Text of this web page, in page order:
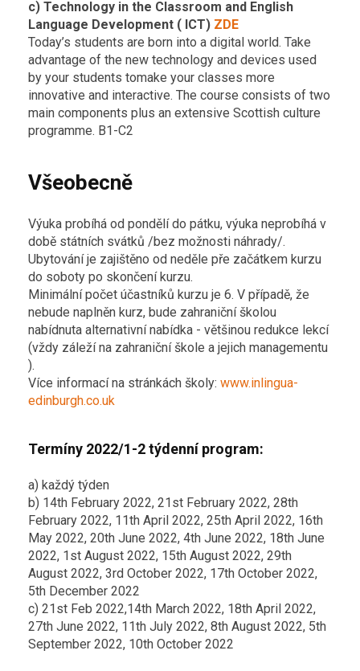
c) Technology in the Classroom and English
Language Development ( ICT) ZDE
Today’s students are born into a digital world. Take
advantage of the new technology and devices used
by your students tomake your classes more
innovative and interactive. The course consists of two
main components plus an extensive Scottish culture
programme. B1-C2
Všeobecně
Výuka probíhá od pondělí do pátku, výuka neprobíhá v
době státních svátků /bez možnosti náhrady/.
Ubytování je zajištěno od neděle pře začátkem kurzu
do soboty po skončení kurzu.
Minimální počet účastníků kurzu je 6. V případě, že
nebude naplněn kurz, bude zahraniční školou
nabídnuta alternativní nabídka - většinou redukce lekcí
(vždy záleží na zahraniční škole a jejich managementu
).
Více informací na stránkách školy: www.inlingua-
edinburgh.co.uk
Termíny 2022/1-2 týdenní program:
a) každý týden
b) 14th February 2022, 21st February 2022, 28th
February 2022, 11th April 2022, 25th April 2022, 16th
May 2022, 20th June 2022, 4th June 2022, 18th June
2022, 1st August 2022, 15th August 2022, 29th
August 2022, 3rd October 2022, 17th October 2022,
5th December 2022
c) 21st Feb 2022,14th March 2022, 18th April 2022,
27th June 2022, 11th July 2022, 8th August 2022, 5th
September 2022, 10th October 2022